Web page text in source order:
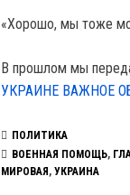
«Хорошо, мы тоже
В прошлом мы
УКРАИНЕ ВАЖНОЕ
ПОЛИТИКА
ВОЕННАЯ ПОМОЩЬ,
МИРОВАЯ , УКРАИНА